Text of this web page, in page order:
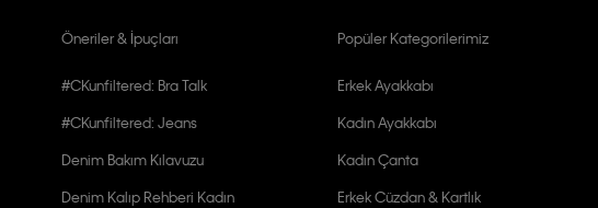
Öneriler & İpuçları
#CKunfiltered: Bra Talk
#CKunfiltered: Jeans
Denim Bakım Kılavuzu
Denim Kalıp Rehberi Kadın
Popüler Kategorilerimiz
Erkek Ayakkabı
Kadın Ayakkabı
Kadın Çanta
Erkek Cüzdan & Kartlık